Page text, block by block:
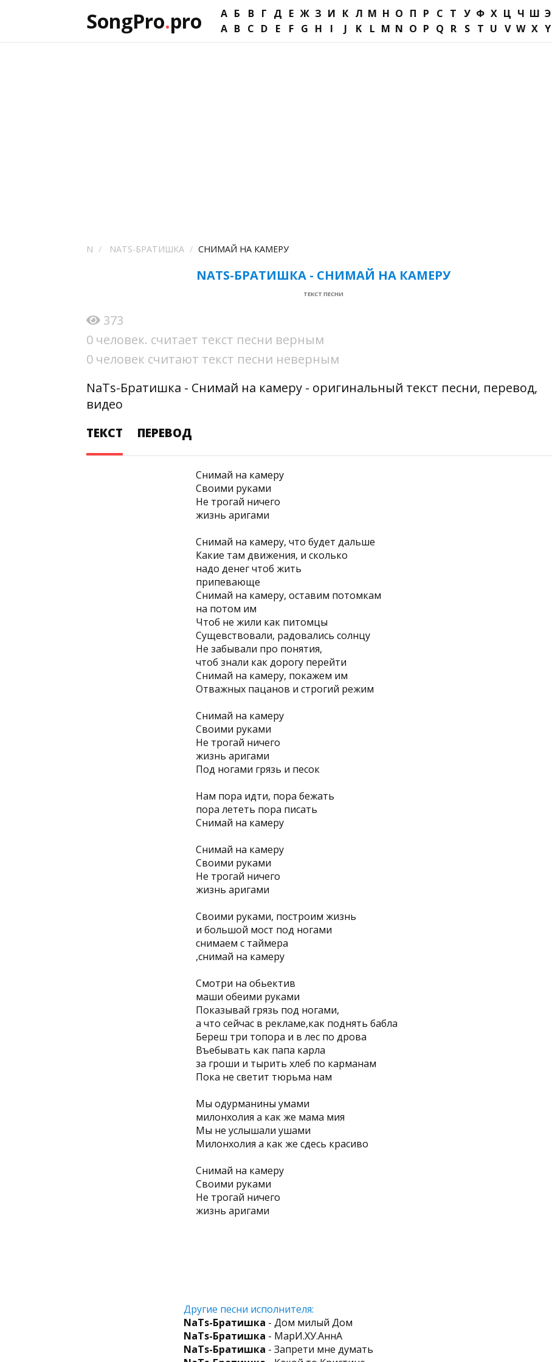
SongPro.pro А Б В Г Д Е Ж З И К Л М Н О П Р С Т У Ф Х Ц Ч Ш Э
A B C D E F G H I J K L M N O P Q R S T U V W X Y
N NATS-БРАТИШКА СНИМАЙ НА КАМЕРУ
NATS-БРАТИШКА - СНИМАЙ НА КАМЕРУ
ТЕКСТ ПЕСНИ
373
0 человек. считает текст песни верным
0 человек считают текст песни неверным
NaTs-Братишка - Снимай на камеру - оригинальный текст песни, перевод,
видео
ТЕКСТ
ПЕРЕВОД
Снимай на камеру
Своими руками
Не трогай ничего
жизнь аригами
Снимай на камеру, что будет дальше
Какие там движения, и сколько
надо денег чтоб жить
припевающе
Снимай на камеру, оставим потомкам
на потом им
Чтоб не жили как питомцы
Сущевствовали, радовались солнцу
Не забывали про понятия,
чтоб знали как дорогу перейти
Снимай на камеру, покажем им
Отважных пацанов и строгий режим
Снимай на камеру
Своими руками
Не трогай ничего
жизнь аригами
Под ногами грязь и песок
Нам пора идти, пора бежать
пора лететь пора писать
Снимай на камеру
Снимай на камеру
Своими руками
Не трогай ничего
жизнь аригами
Своими руками, построим жизнь
и большой мост под ногами
снимаем с таймера
,снимай на камеру
Смотри на обьектив
маши обеими руками
Показывай грязь под ногами,
а что сейчас в рекламе,как поднять бабла
Береш три топора и в лес по дрова
Въебывать как папа карла
за гроши и тырить хлеб по карманам
Пока не светит тюрьма нам
Мы одурманины умами
милонхолия а как же мама мия
Мы не услышали ушами
Милонхолия а как же сдесь красиво
Снимай на камеру
Своими руками
Не трогай ничего
жизнь аригами
Другие песни исполнителя:
NaTs-Братишка - Дом милый Дом
NaTs-Братишка - МарИ.ХУ.АннА
NaTs-Братишка - Запрети мне думать